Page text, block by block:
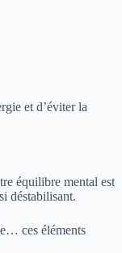
et d’éviter la
équilibre mental est
déstabilisant.
ces éléments